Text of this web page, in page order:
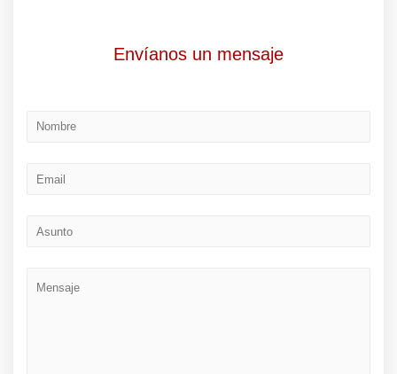
Envíanos un mensaje